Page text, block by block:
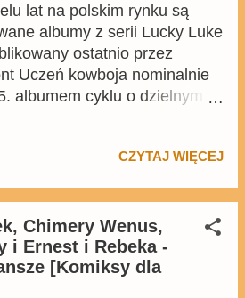
z disnejowskimi
lat na polskim rynku są
albumy z serii Lucky Luke
ostatnio przez
Uczeń kowboja nominalnie
albumem cyklu o dzielnym
po polsku, ponieważ
czyli Kid Lucky'a. Czy
o młodym Lucky Luke'u są
ciekawe i śmieszne co
o dorosłym kowboju?
się.
CZYTAJ WIĘCEJ
Chimery Wenus,
i Ernest i Rebeka -
[Komiksy dla